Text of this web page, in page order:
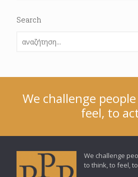
Search
We challenge
feel, to
We challenge
to think, to feel, to